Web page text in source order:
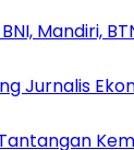
Mandiri,
Jurnalis